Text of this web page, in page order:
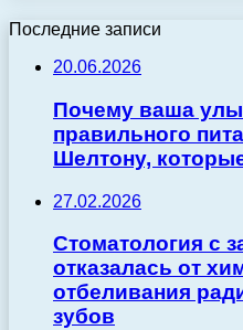
Последние записи
20.06.2026
Почему ваша
правильного
Шелтону,
27.02.2026
Стоматология с
отказалась от
отбеливания
зубов